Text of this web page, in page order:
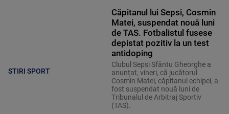
STIRI SPORT
Căpitanul lui Sepsi, Cosmin
Matei, suspendat nouă luni
de TAS. Fotbalistul fusese
depistat pozitiv la un test
antidoping
Clubul Sepsi Sfântu Gheorghe a
anunțat, vineri, că jucătorul
Cosmin Matei, căpitanul echipei, a
fost suspendat nouă luni de
Tribunalul de Arbitraj Sportiv
(TAS).